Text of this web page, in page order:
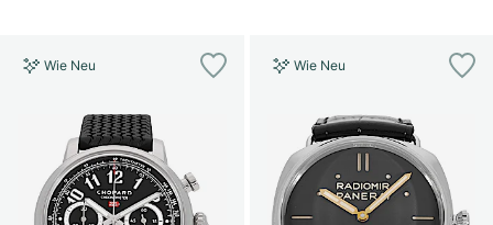
Wie Neu Wie Neu